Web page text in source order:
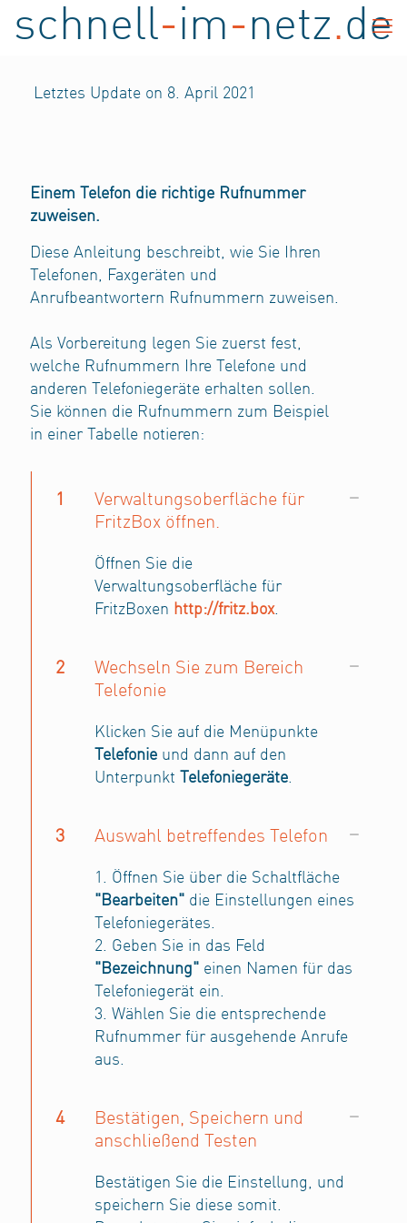
schnell-im-netz.de
Letztes Update on 8. April 2021
Einem Telefon die richtige Rufnummer
zuweisen.
Diese Anleitung beschreibt, wie Sie Ihren
Telefonen, Faxgeräten und
Anrufbeantwortern Rufnummern zuweisen.
Als Vorbereitung legen Sie zuerst fest,
welche Rufnummern Ihre Telefone und
anderen Telefoniegeräte erhalten sollen.
Sie können die Rufnummern zum Beispiel
in einer Tabelle notieren:
1
Verwaltungsoberfläche für
FritzBox öffnen.
Öffnen Sie die
Verwaltungsoberfläche für
FritzBoxen http://fritz.box.
2
Wechseln Sie zum Bereich
Telefonie
Klicken Sie auf die Menüpunkte
Telefonie und dann auf den
Unterpunkt
Telefoniegeräte.
3 Auswahl betreffendes Telefon
1. Öffnen Sie über die Schaltfläche
"Bearbeiten" die Einstellungen eines
Telefoniegerätes.
2. Geben Sie in das Feld
"Bezeichnung" einen Namen für das
Telefoniegerät ein.
3. Wählen Sie die entsprechende
Rufnummer für ausgehende Anrufe
aus.
4
Bestätigen, Speichern und
anschließend Testen
Bestätigen Sie die Einstellung, und
speichern Sie diese somit.